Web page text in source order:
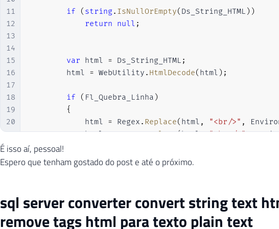
11
12
13
14
15
16
17
18
19
20
21
22
23
27
28
if ( string. IsNullOrEmpty( Ds_String_HTML ) )
return null ;
var html = Ds_String_HTML ;
        html
= WebUtility . HtmlDecode( html ) ;
if ( Fl_Quebra_Linha )
{
            html
= Regex . Replace( html , "<br/>" ,
            html
= Regex.Replace(html, "<br />",
            html
}
Regex html, "<.*?>" string .
return html
;
É isso aí, pessoal!
Espero que tenham gostado do post e até o próximo.
sql server converter convert string text
remove tags html para texto plain text